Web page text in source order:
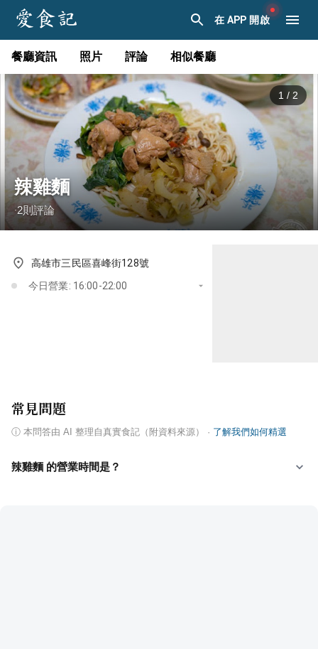
在 APP 開啟
餐廳資訊 照片 評論 相似餐廳
1 / 2
辣雞麵
·2則評論
高雄市三民區喜峰街128號
今日營業: 16:00-22:00
常見問題
ⓘ 本問答由 AI 整理自真實食記（附資料來源） · 了解我們如何精選
辣雞麵 的營業時間是？